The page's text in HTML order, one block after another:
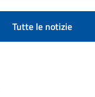
Tutte le notizie